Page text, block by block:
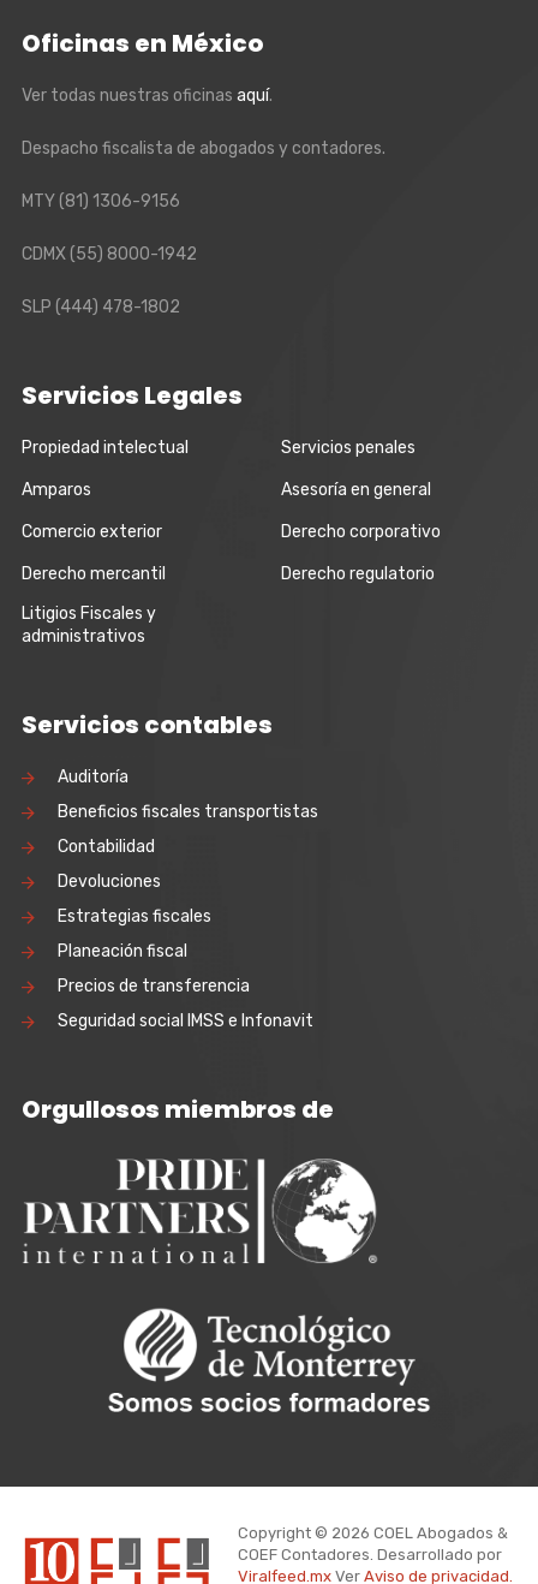
Oficinas en México
Ver todas nuestras oficinas aquí.
Despacho fiscalista de abogados y contadores.
MTY(81) 1306-9156
CDMX(55) 8000-1942
SLP (444) 478-1802
Servicios Legales
Propiedad intelectual Servicios penales
Amparos Asesoría en general
Comercio exterior Derecho corporativo
Derecho mercantil
Derecho regulatorio
Litigios Fiscales y
administrativos
Servicios contables
Auditoría
Beneficios fiscales transportistas
Contabilidad
Devoluciones
Estrategias fiscales
Planeación fiscal
Precios de transferencia
Seguridad social IMSS e Infonavit
Orgullosos miembros de
Copyright © 2026 COEL Abogados &
COEF Contadores. Desarrollado por
Viralfeed.mxVer Aviso de privacidad.